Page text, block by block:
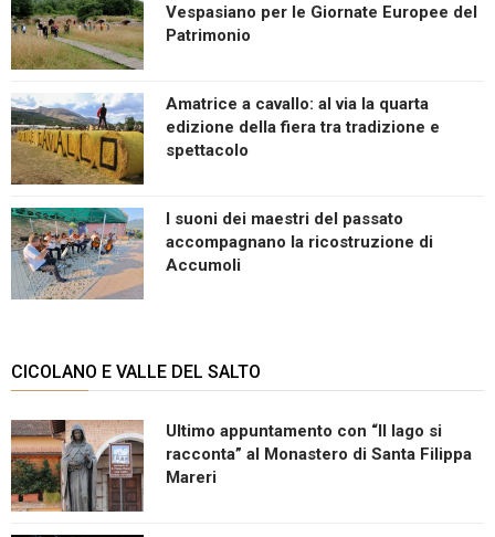
Vespasiano per le Giornate Europee del
Patrimonio
Amatrice a cavallo: al via la quarta
edizione della fiera tra tradizione e
spettacolo
I suoni dei maestri del passato
accompagnano la ricostruzione di
Accumoli
CICOLANO E VALLE DEL SALTO
Ultimo appuntamento con “Il lago si
racconta” al Monastero di Santa Filippa
Mareri